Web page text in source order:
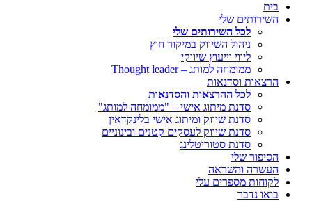
בית
השירותים שלי
לכל השירותים שלי
ניהול השיווק במיקור חוץ
ליווי וייעוץ שיווקי
ממומחה למותג – Thought leader
הרצאות וסדנאות
לכל ההרצאות והסדנאות
סדנת מיתוג אישי – "ממומחה למותג"
סדנת שיווק ומיתוג אישי בלינקדאין
סדנת שיווק לעסקים קטנים ובינוניים
סדנת סטוריטלינג
הסיפור שלי
העשרה והשראה
לקוחות מספרים עלי
בואו נדבר